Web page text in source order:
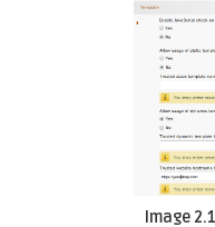
Image